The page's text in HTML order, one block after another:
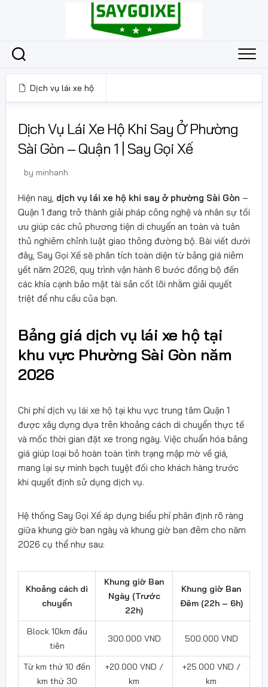
Dịch vụ lái xe hộ
Dịch Vụ Lái Xe Hộ Khi Say Ở Phường
Sài Gòn – Quận 1 | Say Gọi Xế
by minhanh
Hiện nay, dịch vụ lái xe hộ khi say ở phường Sài Gòn –
Quận 1 đang trở thành giải pháp công nghệ và nhân sự tối
ưu giúp các chủ phương tiện di chuyển an toàn và tuân
thủ nghiêm chỉnh luật giao thông đường bộ. Bài viết dưới
đây, Say Gọi Xế sẽ phân tích toàn diện từ bảng giá niêm
yết năm 2026, quy trình vận hành 6 bước đồng bộ đến
các khía cạnh bảo mật tài sản cốt lõi nhằm giải quyết
triệt để nhu cầu của bạn.
Bảng giá dịch vụ lái xe hộ tại
khu vực Phường Sài Gòn năm
2026
Chi phí dịch vụ lái xe hộ tại khu vực trung tâm Quận 1
được xây dựng dựa trên khoảng cách di chuyển thực tế
và mốc thời gian đặt xe trong ngày. Việc chuẩn hóa bảng
giá giúp loại bỏ hoàn toàn tình trạng mập mờ về giá,
mang lại sự minh bạch tuyệt đối cho khách hàng trước
khi quyết định sử dụng dịch vụ.
Hệ thống Say Gọi Xế áp dụng biểu phí phân định rõ ràng
giữa khung giờ ban ngày và khung giờ ban đêm cho năm
2026 cụ thể như sau:
Khoảng cách di
chuyển
Khung giờ Ban
Ngày (Trước
22h)
Khung giờ Ban
Đêm (22h – 6h)
Block 10km đầu
tiên
300.000 VND 500.000 VND
Từ km thứ 10 đến
km thứ 30
+20.000 VND /
km
+25.000 VND /
km